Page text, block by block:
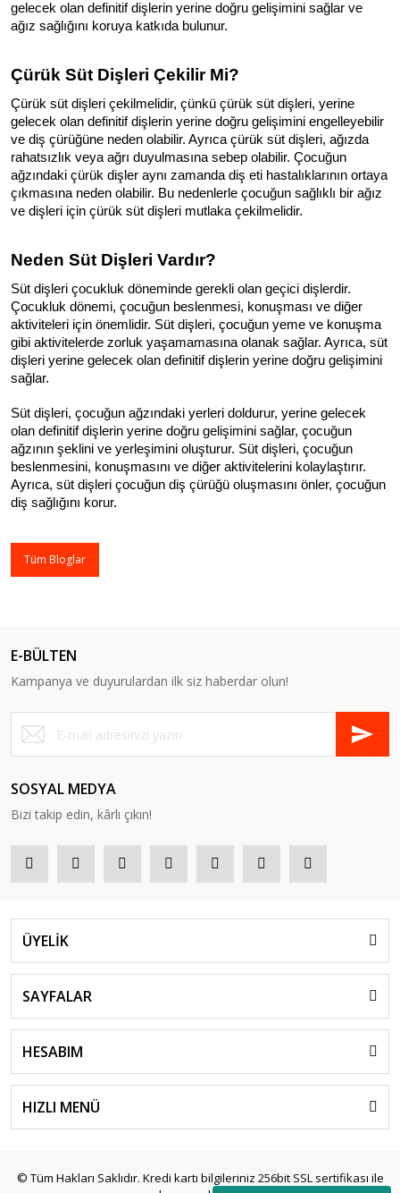
gelecek olan definitif dişlerin yerine doğru gelişimini sağlar ve
ağız sağlığını koruya katkıda bulunur.
Çürük Süt Dişleri Çekilir Mi?
Çürük süt dişleri çekilmelidir, çünkü çürük süt dişleri, yerine
gelecek olan definitif dişlerin yerine doğru gelişimini engelleyebilir
ve diş çürüğüne neden olabilir. Ayrıca çürük süt dişleri, ağızda
rahatsızlık veya ağrı duyulmasına sebep olabilir. Çocuğun
ağzındaki çürük dişler aynı zamanda diş eti hastalıklarının ortaya
çıkmasına neden olabilir. Bu nedenlerle çocuğun sağlıklı bir ağız
ve dişleri için çürük süt dişleri mutlaka çekilmelidir.
Neden Süt Dişleri Vardır?
Süt dişleri çocukluk döneminde gerekli olan geçici dişlerdir.
Çocukluk dönemi, çocuğun beslenmesi, konuşması ve diğer
aktiviteleri için önemlidir. Süt dişleri, çocuğun yeme ve konuşma
gibi aktivitelerde zorluk yaşamamasına olanak sağlar. Ayrıca, süt
dişleri yerine gelecek olan definitif dişlerin yerine doğru gelişimini
sağlar.
Süt dişleri, çocuğun ağzındaki yerleri doldurur, yerine gelecek
olan definitif dişlerin yerine doğru gelişimini sağlar, çocuğun
ağzının şeklini ve yerleşimini oluşturur. Süt dişleri, çocuğun
beslenmesini, konuşmasını ve diğer aktivitelerini kolaylaştırır.
Ayrıca, süt dişleri çocuğun diş çürüğü oluşmasını önler, çocuğun
diş sağlığını korur.
Tüm Bloglar
E-BÜLTEN
Kampanya ve duyurulardan ilk siz haberdar olun!
SOSYAL MEDYA
Bizi takip edin, kârlı çıkın!
ÜYELİK
SAYFALAR
HESABIM
HIZLI MENÜ
© Tüm Hakları Saklıdır. Kredi kartı bilgileriniz 256bit SSL sertifikası ile